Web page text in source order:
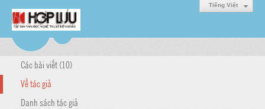
Tiếng Việt
Các bài viết (10)
Về tác giả
Danh sách tác giả